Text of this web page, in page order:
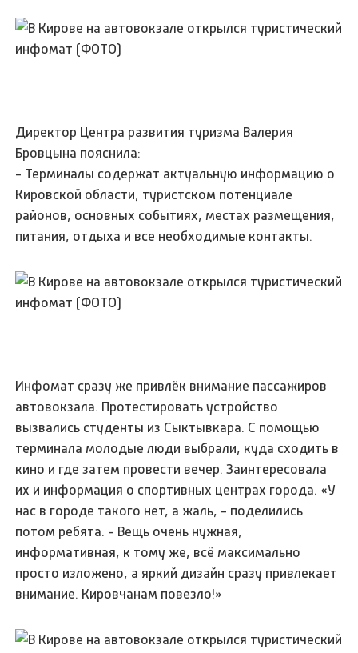
Директор Центра развития туризма Валерия
Бровцына пояснила:
- Терминалы содержат актуальную информацию о
Кировской области, туристском потенциале
районов, основных событиях, местах размещения,
питания, отдыха и все необходимые контакты.
Инфомат сразу же привлёк внимание пассажиров
автовокзала. Протестировать устройство
вызвались студенты из Сыктывкара. С помощью
терминала молодые люди выбрали, куда сходить в
кино и где затем провести вечер. Заинтересовала
их и информация о спортивных центрах города. «У
нас в городе такого нет, а жаль, - поделились
потом ребята. - Вещь очень нужная,
информативная, к тому же, всё максимально
просто изложено, а яркий дизайн сразу привлекает
внимание. Кировчанам повезло!»